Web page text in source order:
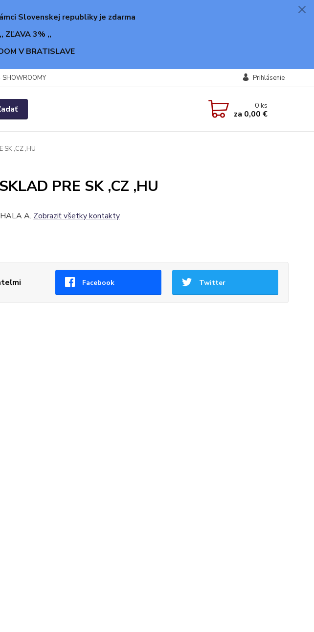
Slovenskej republiky je zdarma
ZĽAVA 3% ,,
V BRATISLAVE
Prihlásenie
0ks
za 0,00 €
SK ,CZ ,HU
PRE SK ,CZ ,HU
A. Zobraziť všetky kontakty
Facebook Twitter